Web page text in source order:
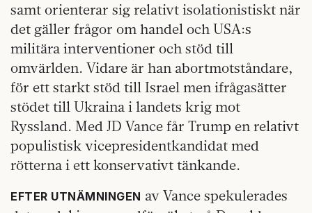
samt orienterar sig relativt isolationistiskt när
det gäller frågor om handel och USA:s
militära interventioner och stöd till
omvärlden. Vidare är han abortmotståndare,
för ett starkt stöd till Israel men ifrågasätter
stödet till Ukraina i landets krig mot
Ryssland. Med JD Vance får Trump en relativt
populistisk vicepresidentkandidat med
rötterna i ett konservativt tänkande.
EFTER UTNÄMNINGEN av Vance spekulerades